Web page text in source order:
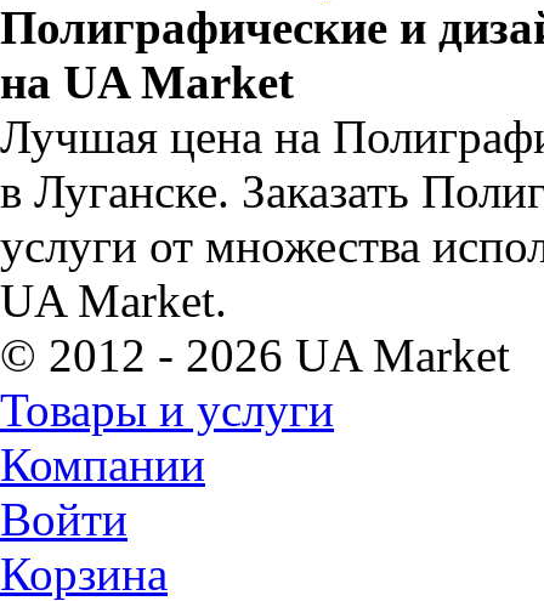
Полиграфические и
на UA Market
Лучшая цена на
в Луганске. Заказать
услуги от множества
UA Market.
© 2012 - 2026 UA Market
Товары и услуги
Компании
Войти
Корзина